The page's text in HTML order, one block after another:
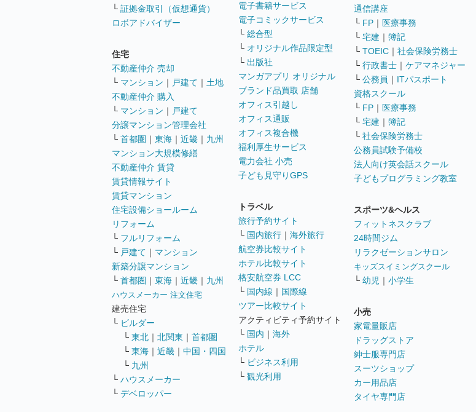
└ 証拠金取引（仮想通貨）
ロボアドバイザー
住宅
不動産仲介 売却
└ マンション ｜ 戸建て ｜ 土地
不動産仲介 購入
└ マンション ｜ 戸建て
分譲マンション管理会社
└ 首都圏 ｜ 東海 ｜ 近畿 ｜ 九州
マンション大規模修繕
不動産仲介 賃貸
賃貸情報サイト
賃貸マンション
住宅設備ショールーム
リフォーム
└ フルリフォーム
└ 戸建て ｜ マンション
新築分譲マンション
└ 首都圏 ｜ 東海 ｜ 近畿 ｜ 九州
ハウスメーカー 注文住宅
建売住宅
└ ビルダー
└ 東北 ｜ 北関東 ｜ 首都圏
└ 東海 ｜ 近畿 ｜ 中国・四国
└ 九州
└ ハウスメーカー
└ デベロッパー
電子書籍サービス
電子コミックサービス
└ 総合型
└ オリジナル作品限定型
└ 出版社
マンガアプリ オリジナル
ブランド品買取 店舗
オフィス引越し
オフィス通販
オフィス複合機
福利厚生サービス
電力会社 小売
子ども見守りGPS
トラベル
旅行予約サイト
└ 国内旅行 ｜ 海外旅行
航空券比較サイト
ホテル比較サイト
格安航空券 LCC
└ 国内線 ｜ 国際線
ツアー比較サイト
アクティビティ予約サイト
└ 国内 ｜ 海外
ホテル
└ ビジネス利用
└ 観光利用
通信講座
└ FP ｜ 医療事務
└ 宅建 ｜ 簿記
└ TOEIC ｜ 社会保険労務士
└ 行政書士 ｜ ケアマネジャー
└ 公務員 ｜ ITパスポート
資格スクール
└ FP ｜ 医療事務
└ 宅建 ｜ 簿記
└ 社会保険労務士
公務員試験予備校
法人向け英会話スクール
子どもプログラミング教室
スポーツ&ヘルス
フィットネスクラブ
24時間ジム
リラクゼーションサロン
キッズスイミングスクール
└ 幼児 ｜ 小学生
小売
家電量販店
ドラッグストア
紳士服専門店
スーツショップ
カー用品店
タイヤ専門店